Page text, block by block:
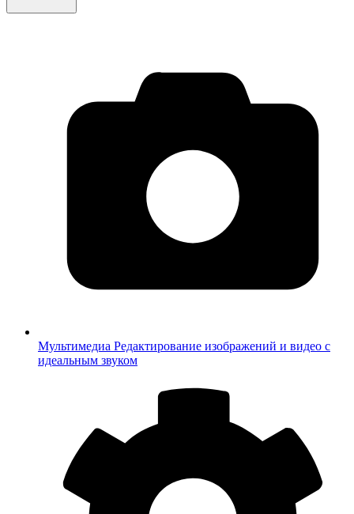
Мультимедиа Редактирование изображений и видео с
идеальным звуком